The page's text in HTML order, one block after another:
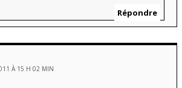
Répondre
À 15 H 02 MIN